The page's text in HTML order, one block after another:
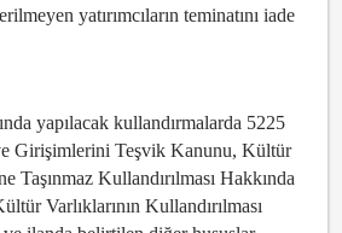
yatırımcıların teminatını iade
yapılacak kullandırmalarda 5225
Girişimlerini Teşvik Kanunu, Kültür
Taşınmaz Kullandırılması Hakkında
Varlıklarının Kullandırılması